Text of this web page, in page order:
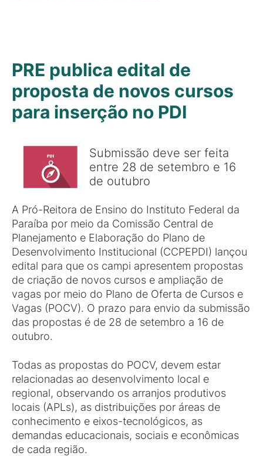
PRE publica edital de
proposta de novos cursos
para inserção no PDI
Submissão deve ser feita
entre 28 de setembro e 16
de outubro
A Pró-Reitora de Ensino do Instituto Federal da
Paraíba por meio da Comissão Central de
Planejamento e Elaboração do Plano de
Desenvolvimento Institucional (CCPEPDI) lançou
edital para que os campi apresentem propostas
de criação de novos cursos e ampliação de
vagas por meio do Plano de Oferta de Cursos e
Vagas (POCV). O prazo para envio da submissão
das propostas é de 28 de setembro a 16 de
outubro.
Todas as propostas do POCV, devem estar
relacionadas ao desenvolvimento local e
regional, observando os arranjos produtivos
locais (APLs), as distribuições por áreas de
conhecimento e eixos-tecnológicos, as
demandas educacionais, sociais e econômicas
de cada região.